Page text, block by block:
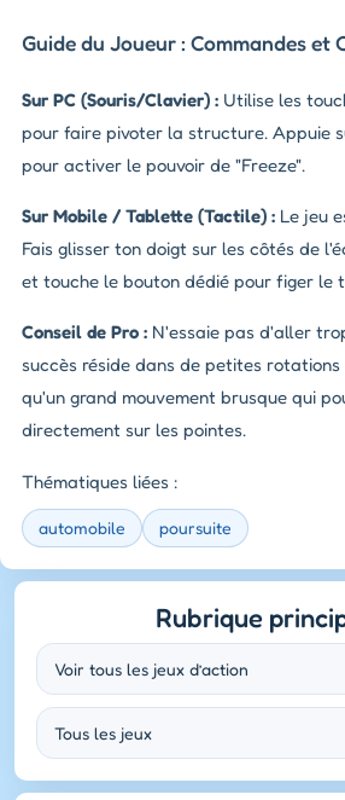
Guide du Joueur : Commandes et
Sur PC (Souris/Clavier) : Utilise les
pour faire pivoter la structure. Appuie
pour activer le pouvoir de "Freeze".
Sur Mobile / Tablette (Tactile) : Le jeu
Fais glisser ton doigt sur les côtés de
et touche le bouton dédié pour figer le
Conseil de Pro : N'essaie pas d'aller
succès réside dans de petites
qu'un grand mouvement brusque qui
directement sur les pointes.
Thématiques liées :
automobile poursuite
Rubrique
Voir tous les jeux d’action
Tous les jeux